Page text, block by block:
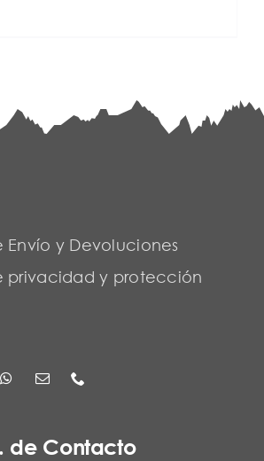
Envío y Devoluciones
privacidad y protección
de Contacto